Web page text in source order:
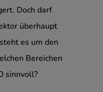
Doch darf
überhaupt
es um den
Bereichen
sinnvoll?